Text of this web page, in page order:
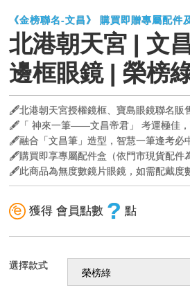
《金榜聯名-文昌》 購買即贈專屬配件
北港朝天宮 | 文
邊框眼鏡 | 榮榜
🖋️北港朝天宮授權鏡框、寶島眼鏡聯名販
🖋️「 神來一筆——文昌帝君」 考運極佳
🖋️融合「文昌筆」造型，智慧一筆逢考必
🖋️購買即享專屬配件盒（依門市現貨配件
🖋️此商品為無度數鏡片眼鏡，如需配戴度
獲得 會員點數 ? 點
選擇款式